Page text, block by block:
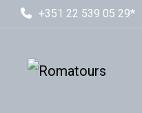
+351 22 539 05 29*